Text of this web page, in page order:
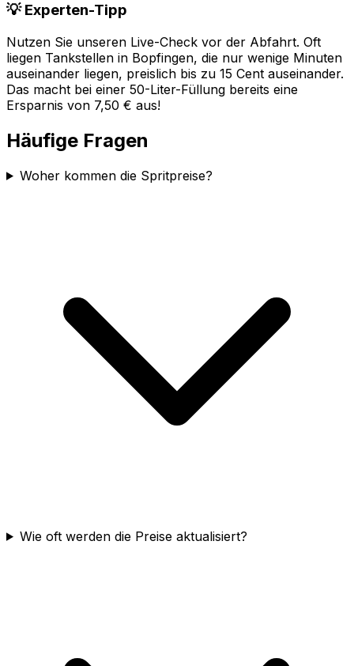
💡 Experten-Tipp
Nutzen Sie unseren Live-Check vor der Abfahrt. Oft
liegen Tankstellen in Bopfingen, die nur wenige Minuten
auseinander liegen, preislich bis zu 15 Cent auseinander.
Das macht bei einer 50-Liter-Füllung bereits eine
Ersparnis von 7,50 € aus!
Häufige Fragen
Woher kommen die Spritpreise?
Wie oft werden die Preise aktualisiert?